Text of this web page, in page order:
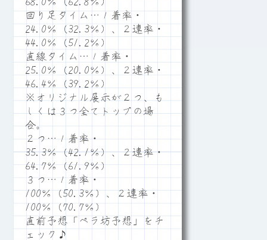
回り足タイム…１着率・
24.0％（32.3％）、２連率・
44.0％（51.2％）
直線タイム…１着率・
25.0％（20.0％）、２連率・
46.4％（39.2％）
※オリジナル展示が２つ、も
しくは３つ全てトップの場
合。
２つ…１着率・
35.3％（42.1％）、２連率・
64.7％（61.9％）
３つ…１着率・
100％（50.3％）、２連率・
100％（70.7％）
直前予想「ペラ坊予想」をチ
ェック♪